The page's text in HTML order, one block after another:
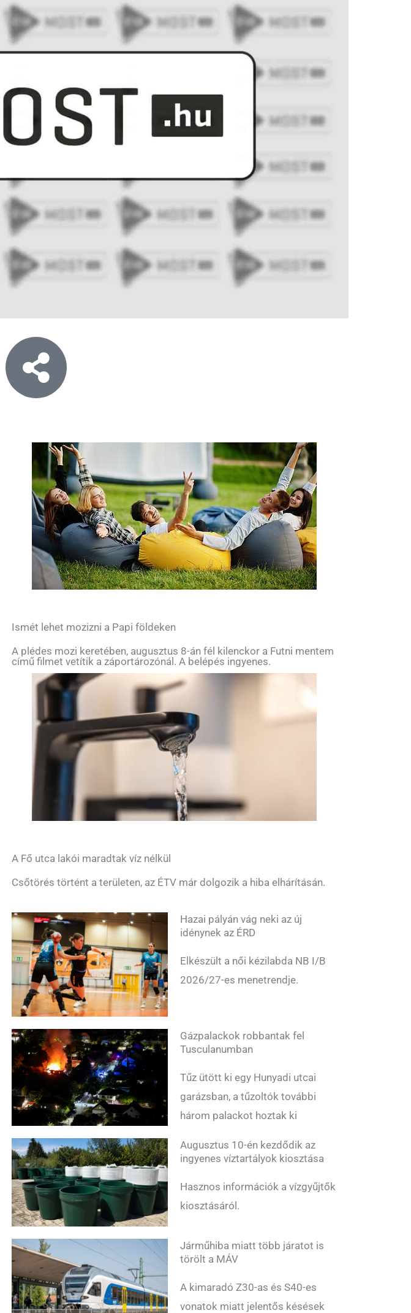
Ismét lehet mozizni a Papi földeken
A plédes mozi keretében, augusztus 8-án fél kilenckor a Futni mentem
című filmet vetítik a záportározónál. A belépés ingyenes.
A Fő utca lakói maradtak víz nélkül
Csőtörés történt a területen, az ÉTV már dolgozik a hiba elhárításán.
Hazai pályán vág neki az új
idénynek az ÉRD
Elkészült a női kézilabda NB I/B
2026/27-es menetrendje.
Gázpalackok robbantak fel
Tusculanumban
Tűz ütött ki egy Hunyadi utcai
garázsban, a tűzoltók további
három palackot hoztak ki
Augusztus 10-én kezdődik az
ingyenes víztartályok kiosztása
Hasznos információk a vízgyűjtők
kiosztásáról.
Járműhiba miatt több járatot is
törölt a MÁV
A kimaradó Z30-as és S40-es
vonatok miatt jelentős késések